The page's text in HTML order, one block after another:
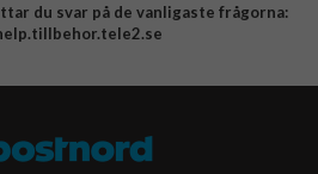
du svar på de vanligaste frågorna: